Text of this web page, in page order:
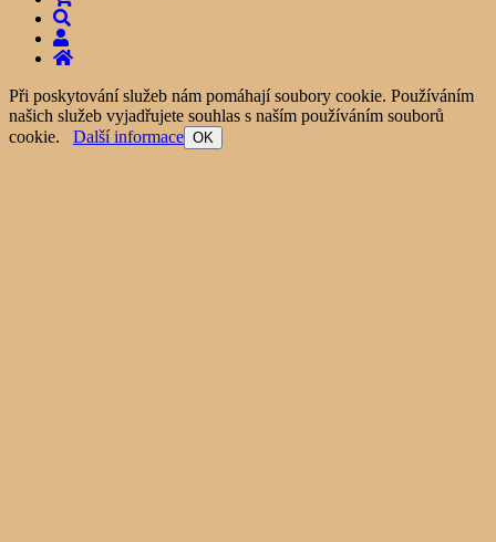
Při poskytování služeb nám pomáhají soubory cookie. Používáním
našich služeb vyjadřujete souhlas s naším používáním souborů
cookie. Další informace